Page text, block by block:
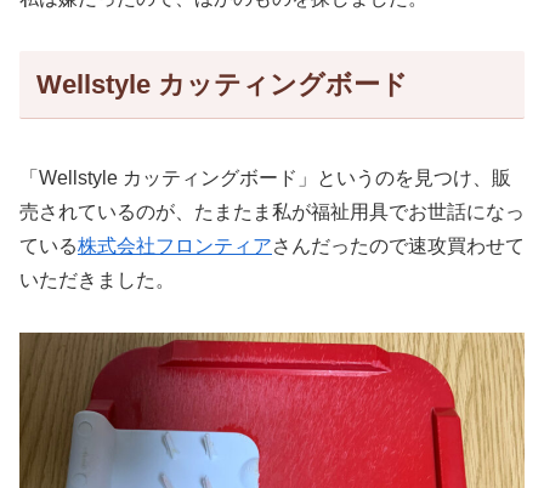
Wellstyle カッティングボード
「Wellstyle カッティングボード」というのを見つけ、販
売されているのが、たまたま私が福祉用具でお世話になっ
ている株式会社フロンティアさんだったので速攻買わせて
いただきました。